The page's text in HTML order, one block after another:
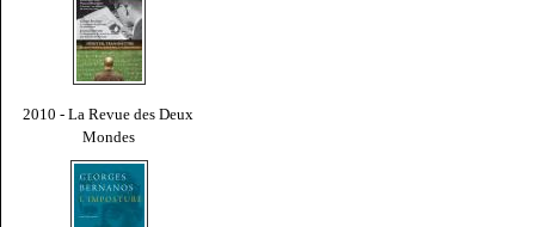
2010 - La Revue des Deux
Mondes